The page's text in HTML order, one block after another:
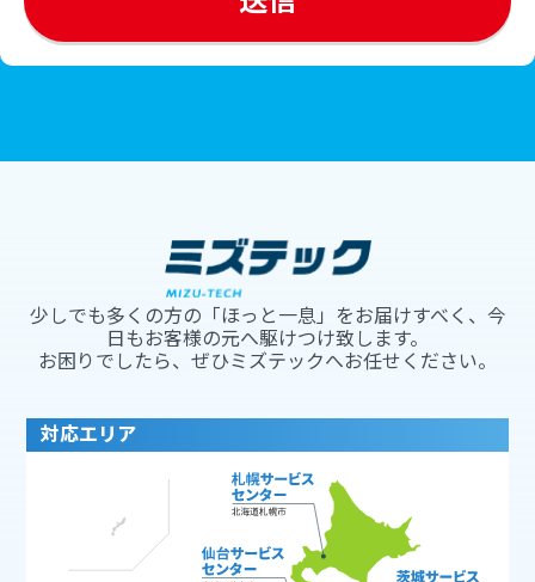
少しでも多くの方の「ほっと一息」をお届けすべく、今
日もお客様の元へ駆けつけ致します。
お困りでしたら、ぜひミズテックへお任せください。
対応エリア